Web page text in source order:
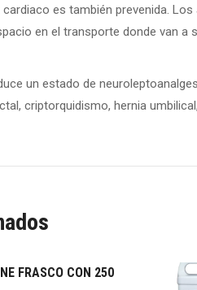
es también prevenida.
en el transporte donde van
un estado de
criptorquidismo, hernia
FRASCO CON 250